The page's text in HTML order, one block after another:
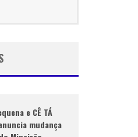
e CÊ TÁ
mudança